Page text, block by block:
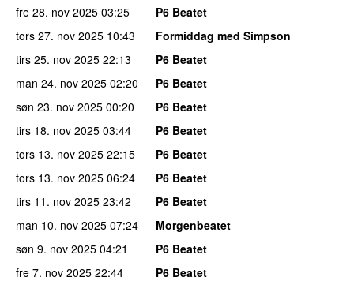
fre 28. nov 2025 03:25
P6 Beatet
tors 27. nov 2025 10:43
Formiddag med Simpson
tirs 25. nov 2025 22:13
P6 Beatet
man 24. nov 2025 02:20
P6 Beatet
søn 23. nov 2025 00:20
P6 Beatet
tirs 18. nov 2025 03:44
P6 Beatet
tors 13. nov 2025 22:15
P6 Beatet
tors 13. nov 2025 06:24
P6 Beatet
tirs 11. nov 2025 23:42
P6 Beatet
man 10. nov 2025 07:24
Morgenbeatet
søn 9. nov 2025 04:21
P6 Beatet
fre 7. nov 2025 22:44
P6 Beatet